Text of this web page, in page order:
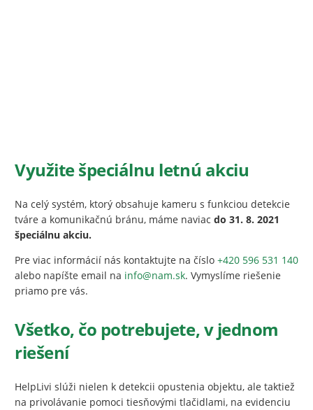
Využite špeciálnu letnú akciu
Na celý systém, ktorý obsahuje kameru s funkciou detekcie
tváre a komunikačnú bránu, máme naviac do 31. 8. 2021
špeciálnu akciu.
Pre viac informácií nás kontaktujte na číslo +420 596 531 140
alebo napíšte email na info@nam.sk. Vymyslíme riešenie
priamo pre vás.
Všetko, čo potrebujete, v jednom
riešení
HelpLivi slúži nielen k detekcii opustenia objektu, ale taktiež
na privolávanie pomoci tiesňovými tlačidlami, na evidenciu